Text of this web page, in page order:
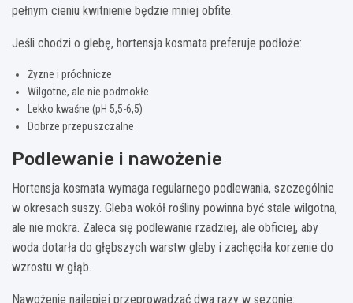
pełnym cieniu kwitnienie będzie mniej obfite.
Jeśli chodzi o glebę, hortensja kosmata preferuje podłoże:
Żyzne i próchnicze
Wilgotne, ale nie podmokłe
Lekko kwaśne (pH 5,5-6,5)
Dobrze przepuszczalne
Podlewanie i nawożenie
Hortensja kosmata wymaga regularnego podlewania, szczególnie
w okresach suszy. Gleba wokół rośliny powinna być stale wilgotna,
ale nie mokra. Zaleca się podlewanie rzadziej, ale obficiej, aby
woda dotarła do głębszych warstw gleby i zachęciła korzenie do
wzrostu w głąb.
Nawożenie najlepiej przeprowadzać dwa razy w sezonie: